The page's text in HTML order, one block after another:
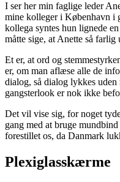
I ser her min faglige leder
mine kolleger i København i
kollega syntes hun lignede
måtte sige, at Anette så farlig
Et er, at ord og
er, om man aflæse alle de
dialog, så dialog lykkes
gangsterlook er nok ikke
Det vil vise sig, for noget
gang med at bruge
forestillet os, da Danmark
Plexiglasskærme